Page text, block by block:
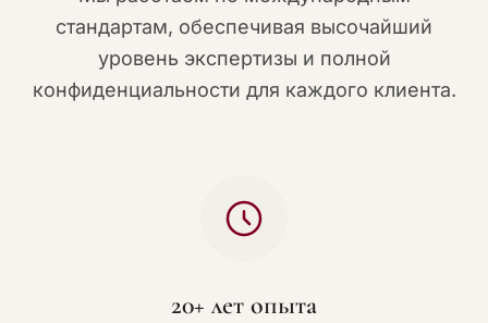
стандартам, обеспечивая высочайший
уровень экспертизы и полной
конфиденциальности для каждого клиента.
20+ лет опыта